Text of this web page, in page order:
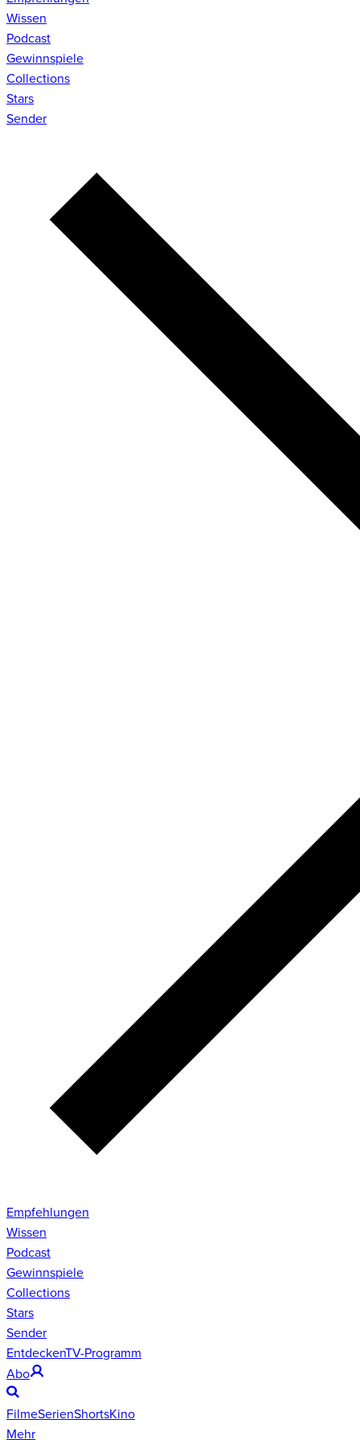
Wissen
Podcast
Gewinnspiele
Collections
Stars
Sender
Empfehlungen
Wissen
Podcast
Gewinnspiele
Collections
Stars
Sender
EntdeckenTV-Programm
Abo
FilmeSerienShortsKino
Mehr